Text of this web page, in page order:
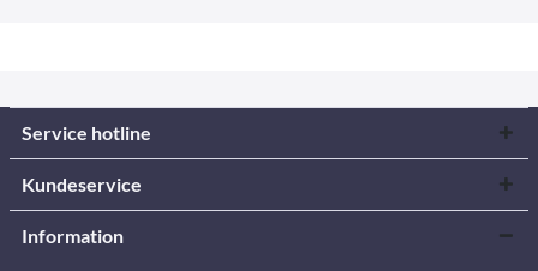
Service hotline
Kundeservice
Information